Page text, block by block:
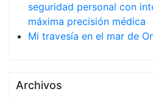
seguridad personal con
máxima precisión médica
Mi travesía en el mar de
Archivos